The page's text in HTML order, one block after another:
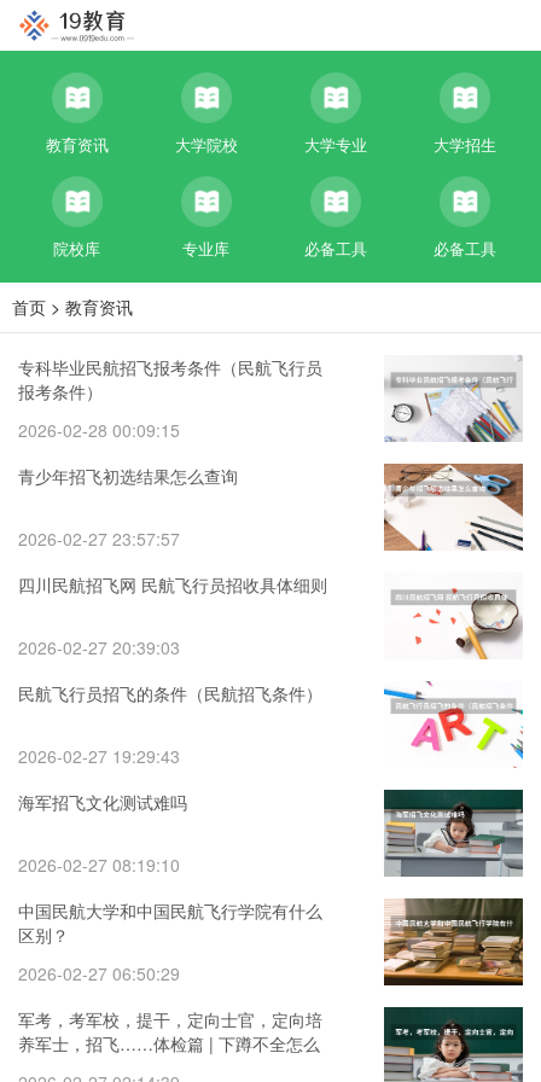
教育资讯 大学院校 大学专业 大学招生
院校库 专业库 必备工具 必备工具
首页 > 教育资讯
专科毕业民航招飞报考条件（民航飞行员
报考条件）
2026-02-28 00:09:15
青少年招飞初选结果怎么查询
2026-02-27 23:57:57
四川民航招飞网 民航飞行员招收具体细则
2026-02-27 20:39:03
民航飞行员招飞的条件（民航招飞条件）
2026-02-27 19:29:43
海军招飞文化测试难吗
2026-02-27 08:19:10
中国民航大学和中国民航飞行学院有什么
区别？
2026-02-27 06:50:29
军考，考军校，提干，定向士官，定向培
养军士，招飞……体检篇 | 下蹲不全怎么